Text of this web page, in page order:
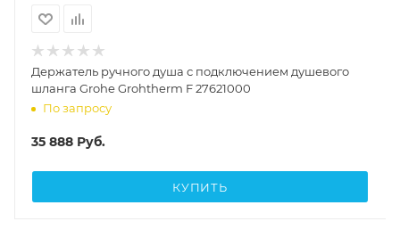
Держатель ручного душа с подключением душевого
шланга Grohe Grohtherm F 27621000
По запросу
35 888 Руб.
КУПИТЬ